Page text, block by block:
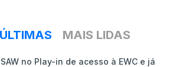
ÚLTIMAS MAIS LIDAS
SAW no Play-in de acesso à EWC e já